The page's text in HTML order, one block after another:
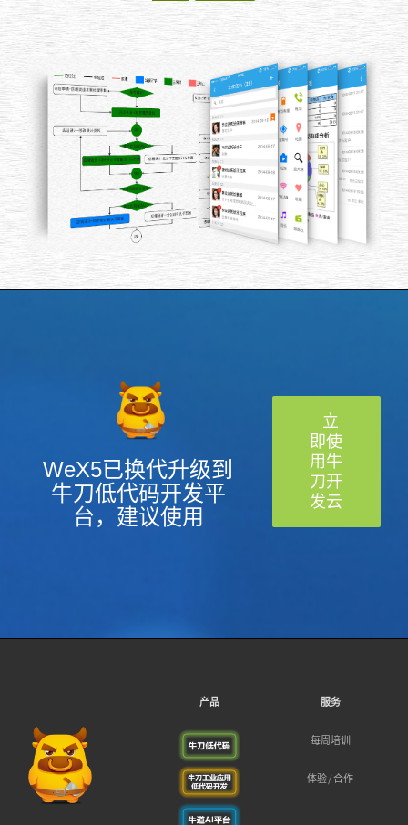
WeX5已换代升级到
牛刀低代码开发平
台，建议使用
立
即使
用牛
刀开
发云
产品 服务
每周培训
体验/合作